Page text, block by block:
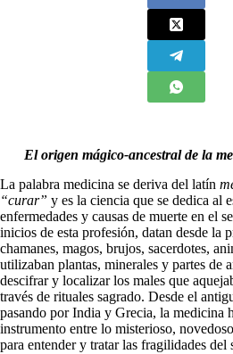
El origen mágico-ancestral de la
La palabra medicina se deriva del latín
“curar” y es la ciencia que se dedica al
enfermedades y causas de muerte en el
inicios de esta profesión, datan desde la
chamanes, magos, brujos, sacerdotes,
utilizaban plantas, minerales y partes de
descifrar y localizar los males que
través de rituales sagrado. Desde el
pasando por India y Grecia, la medicina
instrumento entre lo misterioso,
para entender y tratar las fragilidades del